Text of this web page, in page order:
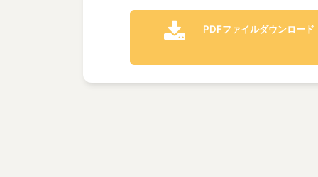
PDFファイルダウンロード